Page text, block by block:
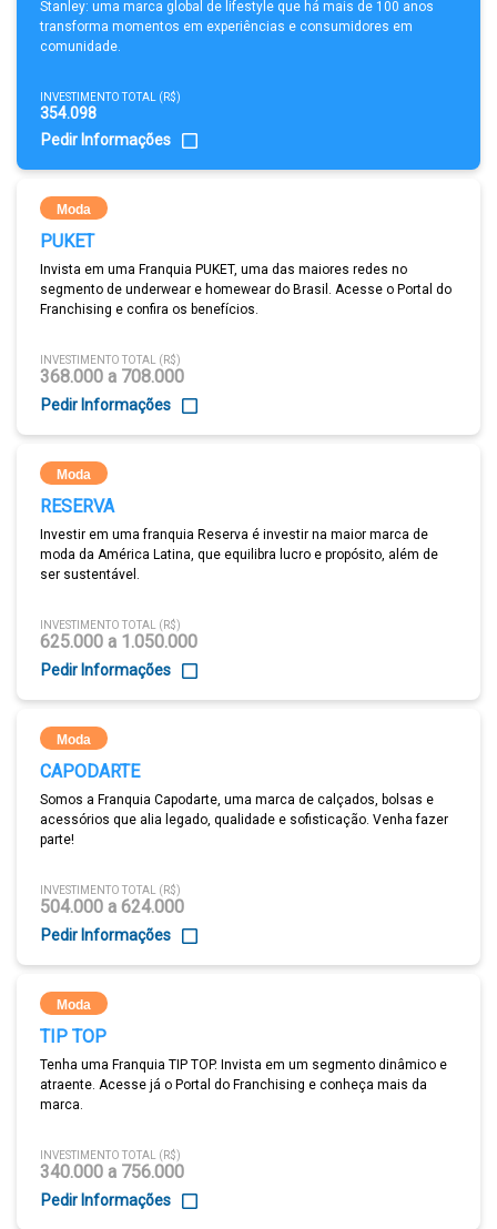
Stanley: uma marca global de lifestyle que há mais de 100 anos
transforma momentos em experiências e consumidores em
comunidade.
INVESTIMENTO TOTAL (R$)
354.098
Pedir Informações
Moda
PUKET
Invista em uma Franquia PUKET, uma das maiores redes no
segmento de underwear e homewear do Brasil. Acesse o Portal do
Franchising e confira os benefícios.
INVESTIMENTO TOTAL (R$)
368.000 a 708.000
Pedir Informações
Moda
RESERVA
Investir em uma franquia Reserva é investir na maior marca de
moda da América Latina, que equilibra lucro e propósito, além de
ser sustentável.
INVESTIMENTO TOTAL (R$)
625.000 a 1.050.000
Pedir Informações
Moda
CAPODARTE
Somos a Franquia Capodarte, uma marca de calçados, bolsas e
acessórios que alia legado, qualidade e sofisticação. Venha fazer
parte!
INVESTIMENTO TOTAL (R$)
504.000 a 624.000
Pedir Informações
Moda
TIP TOP
Tenha uma Franquia TIP TOP. Invista em um segmento dinâmico e
atraente. Acesse já o Portal do Franchising e conheça mais da
marca.
INVESTIMENTO TOTAL (R$)
340.000 a 756.000
Pedir Informações